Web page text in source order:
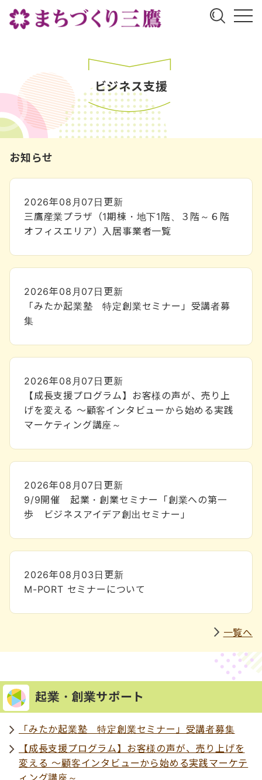
ビジネス支援
お知らせ
2026年08月07日 更新
三鷹産業プラザ（1期棟・地下1階、３階～６階
オフィスエリア）入居事業者一覧
2026年08月07日 更新
「みたか起業塾 特定創業セミナー」受講者募
集
2026年08月07日 更新
【成長支援プログラム】お客様の声が、売り上
げを変える ～顧客インタビューから始める実践
マーケティング講座～
2026年08月07日 更新
9/9開催 起業・創業セミナー「創業への第一
歩 ビジネスアイデア創出セミナー」
2026年08月03日 更新
M-PORT セミナーについて
一覧へ
起業・創業サポート
「みたか起業塾 特定創業セミナー」受講者募集
【成長支援プログラム】お客様の声が、売り上げを
変える ～顧客インタビューから始める実践マーケテ
ィング講座～